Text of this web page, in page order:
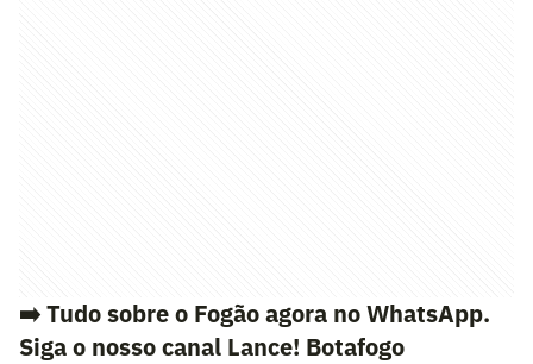
➡️ Tudo sobre o Fogão agora no WhatsApp.
Siga o nosso canal Lance! Botafogo